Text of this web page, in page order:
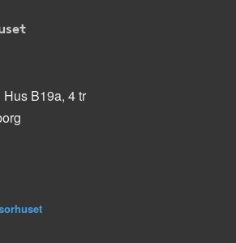
B19a, 4 tr